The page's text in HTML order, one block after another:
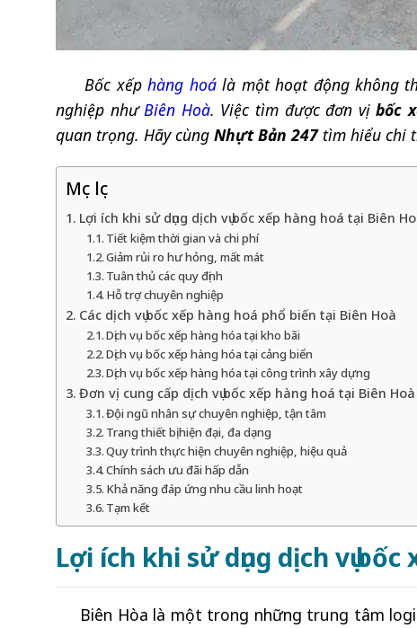
Bốc xếphàng hoálà một hoạt động không
nghiệp nhưBiên Hoà. Việc tìm được đơn vịbốc
quan trọng. Hãy cùng Nhựt Bản 247tìm hiểu chi
Mục lục
Lợi ích khi sử dụng dịch vụ bốc xếp hàng hoá tại Biên
Tiết kiệm thời gian và chi phí
Giảm rủi ro hư hỏng, mất mát
Tuân thủ các quy định
Hỗ trợ chuyên nghiệp
Các dịch vụ bốc xếp hàng hoá phổ biến tại Biên Hoà
Dịch vụ bốc xếp hàng hóa tại kho bãi
Dịch vụ bốc xếp hàng hóa tại cảng biển
Dịch vụ bốc xếp hàng hóa tại công trình xây dựng
Đơn vị cung cấp dịch vụ bốc xếp hàng hoá tại Biên
Đội ngũ nhân sự chuyên nghiệp, tận tâm
Trang thiết bị hiện đại, đa dạng
Quy trình thực hiện chuyên nghiệp, hiệu quả
Chính sách ưu đãi hấp dẫn
Khả năng đáp ứng nhu cầu linh hoạt
Tạm kết
Lợi ích khi sử dụng dịch vụ
Biên Hòa là một trong những trung tâm